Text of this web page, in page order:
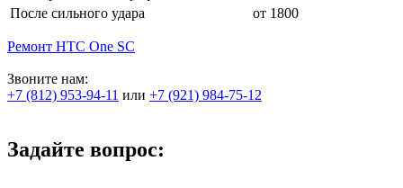
После сильного удара
от 1800
Ремонт HTC One SC
Звоните нам:
+7 (812) 953-94-11 или +7 (921) 984-75-12
Задайте вопрос: